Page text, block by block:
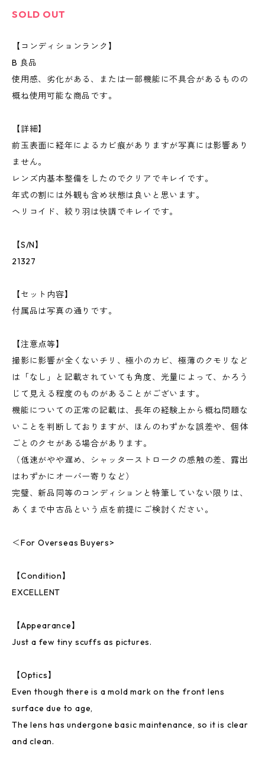
SOLD OUT
【コンディションランク】
B 良品
使用感、劣化がある、または一部機能に不具合があるものの
概ね使用可能な商品です。
【詳細】
前玉表面に経年によるカビ痕がありますが写真には影響あり
ません。
レンズ内基本整備をしたのでクリアでキレイです。
年式の割には外観も含め状態は良いと思います。
ヘリコイド、絞り羽は快調でキレイです。
【S/N】
21327
【セット内容】
付属品は写真の通りです。
【注意点等】
撮影に影響が全くないチリ、極小のカビ、極薄のクモリなど
は「なし」と記載されていても角度、光量によって、かろう
じて見える程度のものがあることがございます。
機能についての正常の記載は、長年の経験上から概ね問題な
いことを判断しておりますが、ほんのわずかな誤差や、個体
ごとのクセがある場合があります。
（低速がやや遅め、シャッターストロークの感触の差、露出
はわずかにオーバー寄りなど）
完璧、新品同等のコンディションと特筆していない限りは、
あくまで中古品という点を前提にご検討ください。
＜For Overseas Buyers>
【Condition】
EXCELLENT
【Appearance】
Just a few tiny scuffs as pictures.
【Optics】
Even though there is a mold mark on the front lens
surface due to age,
The lens has undergone basic maintenance, so it is clear
and clean.